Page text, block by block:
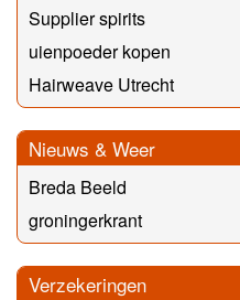
Supplier spirits
uienpoeder kopen
Hairweave Utrecht
Nieuws & Weer
Breda Beeld
groningerkrant
Verzekeringen